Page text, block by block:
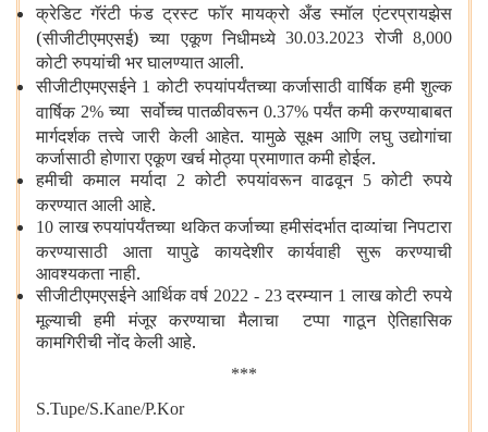
क्रेडिट गॅरंटी फंड ट्रस्ट फॉर मायक्रो अँड स्मॉल एंटरप्रायझेस
(सीजीटीएमएसई) च्या एकूण निधीमध्ये30.03.2023 रोजी8,000
कोटी रुपयांची भर घालण्यात आली.
सीजीटीएमएसईने 1 कोटी रुपयांपर्यंतच्या कर्जासाठी वार्षिक हमी शुल्क
वार्षिक 2%च्या सर्वोच्च पातळीवरून0.37% पर्यंत कमी करण्याबाबत
मार्गदर्शक तत्त्वे जारी केली आहेत. यामुळे सूक्ष्म आणि लघु उद्योगांचा
कर्जासाठी होणारा एकूण खर्च मोठ्या प्रमाणात कमी होईल.
हमीची कमाल मर्यादा 2 कोटी रुपयांवरून वाढवून 5 कोटी रुपये
करण्यात आली आहे.
10 लाख रुपयांपर्यंतच्या थकित कर्जाच्या हमीसंदर्भात दाव्यांचा निपटारा
करण्यासाठी आता यापुढे कायदेशीर कार्यवाही सुरू करण्याची
आवश्यकता नाही.
सीजीटीएमएसईने आर्थिक वर्ष2022 - 23दरम्यान 1 लाख कोटी रुपये
मूल्याची हमी मंजूर करण्याचा मैलाचा टप्पा गाठून ऐतिहासिक
कामगिरीची नोंद केली आहे.
***
S.Tupe/S.Kane/P.Kor